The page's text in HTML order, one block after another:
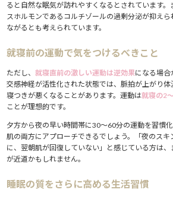
ると自然な眠気が訪れやすくなるとされています。
スホルモンであるコルチゾールの過剰分泌が抑え
ながるとも考えられています。
就寝前の運動で気をつけるべきこと
ただし、就寝直前の激しい運動は逆効果になる場合
交感神経が活性化された状態では、脈拍が上がり
寝つきが悪くなることがあります。運動は就寝の2
ことが理想的です。
夕方から夜の早い時間帯に30〜60分の運動を習慣
肌の両方にアプローチできるでしょう。「夜のス
に、翌朝肌が回復していない」と感じている方は
が近道かもしれません。
睡眠の質をさらに高める生活習慣